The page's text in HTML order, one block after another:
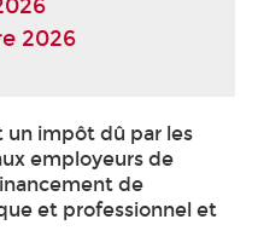
2026
un impôt dû par les
employeurs de
de
et professionnel et